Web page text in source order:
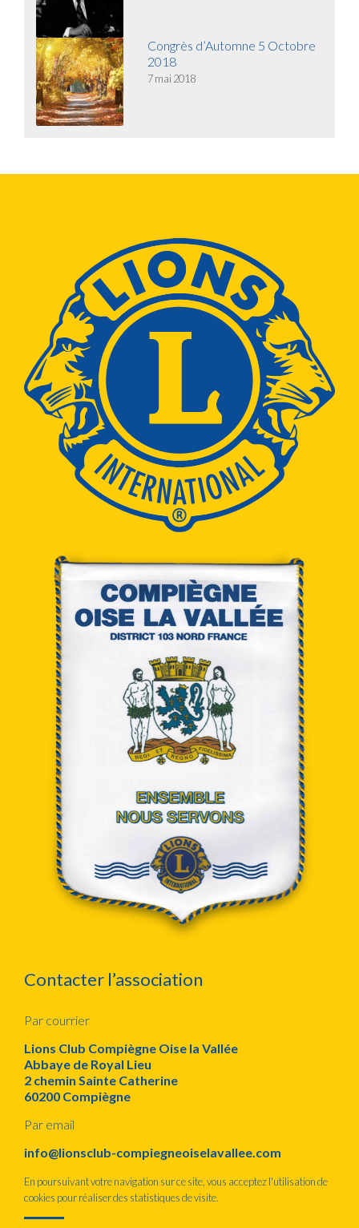
Congrès d’Automne 5 Octobre
2018
7 mai 2018
Contacter l’association
Par courrier
Lions Club Compiègne Oise la Vallée
Abbaye de Royal Lieu
2 chemin Sainte Catherine
60200 Compiègne
Par email
info@lionsclub-compiegneoiselavallee.com
En poursuivant votre navigation sur ce site, vous acceptez l'utilisation de
cookies pour réaliser des statistiques de visite.